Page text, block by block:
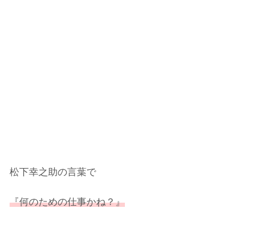
松下幸之助の言葉で
『何のための仕事かね？』